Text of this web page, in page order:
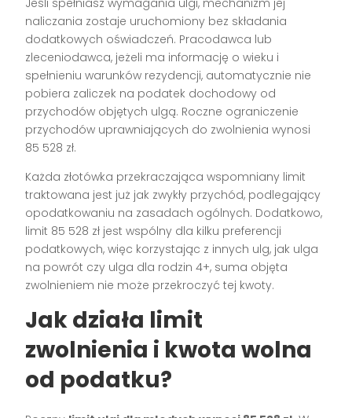
naliczania zostaje uruchomiony bez składania
dodatkowych oświadczeń. Pracodawca lub
zleceniodawca, jeżeli ma informację o wieku i
spełnieniu warunków rezydencji, automatycznie nie
pobiera zaliczek na podatek dochodowy od
przychodów objętych ulgą. Roczne ograniczenie
przychodów uprawniających do zwolnienia wynosi
85 528 zł.
Każda złotówka przekraczająca wspomniany limit
traktowana jest już jak zwykły przychód, podlegający
opodatkowaniu na zasadach ogólnych. Dodatkowo,
limit 85 528 zł jest wspólny dla kilku preferencji
podatkowych, więc korzystając z innych ulg, jak ulga
na powrót czy ulga dla rodzin 4+, suma objęta
zwolnieniem nie może przekroczyć tej kwoty.
Jak działa limit
zwolnienia i kwota wolna
od podatku?